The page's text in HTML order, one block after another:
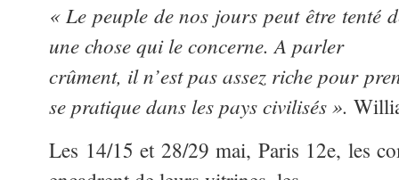
« Le peuple de nos jours peut être tenté
une chose qui le concerne. A parler
crûment, il n’est pas assez riche pour
se pratique dans les pays civilisés ».
Les 14/15 et 28/29 mai, Paris 12e, les